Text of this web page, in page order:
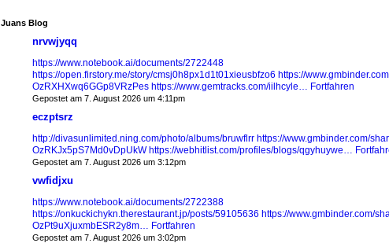
Juans Blog
nrvwjyqq
https://www.notebook.ai/documents/2722448
https://open.firstory.me/story/cmsj0h8px1d1t01xieusbfzo6 https://
OzRXHXwq6GGp8VRzPes https://www.gemtracks.com/iilhcyle… Fortfahren
Gepostet am 7. August 2026 um 4:11pm
eczptsrz
http://divasunlimited.ning.com/photo/albums/bruwflrr https://www.gmbinder.com/
OzRKJx5pS7Md0vDpUkW https://webhitlist.com/profiles/blogs/qgyhuywe…
Gepostet am 7. August 2026 um 3:12pm
vwfidjxu
https://www.notebook.ai/documents/2722388
https://onkuckichykn.therestaurant.jp/posts/59105636 https://www.gmbinder.com/
OzPt9uXjuxmbESR2y8m…
Fortfahren
Gepostet am 7. August 2026 um 3:02pm